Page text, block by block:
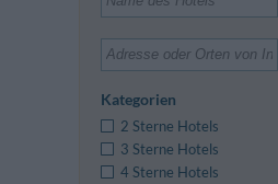
Kategorien
2 Sterne Hotels
3 Sterne Hotels
4 Sterne Hotels